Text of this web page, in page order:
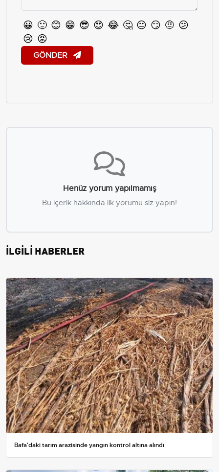
😀 🙂 😊 😁 😎 😍 😂 🤔 😐 😏 🤨 😕
😢 😡
GÖNDER
Henüz yorum yapılmamış
Bu içerik hakkında ilk yorumu siz yapın!
İLGİLİ HABERLER
Bafa'daki tarım arazisinde yangın kontrol altına alındı